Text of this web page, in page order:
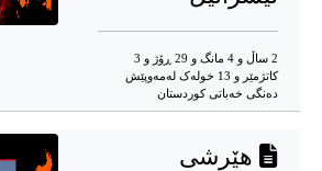
2 ساڵ و 4 مانگ و 29 ڕۆژ و 3
کاتژمێر و 13 خوله‌ک له‌مه‌وپێش‌
دەنگی خەباتی کوردستان
هێرشی